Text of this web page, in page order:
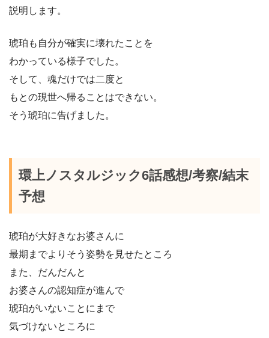
説明します。
琥珀も自分が確実に壊れたことを
わかっている様子でした。
そして、魂だけでは二度と
もとの現世へ帰ることはできない。
そう琥珀に告げました。
環上ノスタルジック6話感想/考察/結末
予想
琥珀が大好きなお婆さんに
最期までよりそう姿勢を見せたところ
また、だんだんと
お婆さんの認知症が進んで
琥珀がいないことにまで
気づけないところに